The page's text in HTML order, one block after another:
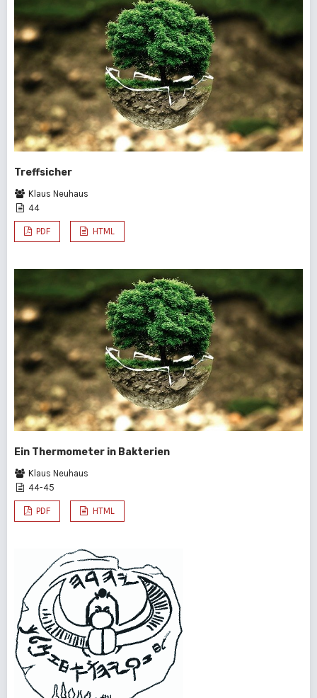
Treffsicher
Klaus Neuhaus
44
PDF HTML
Ein Thermometer in Bakterien
Klaus Neuhaus
44-45
PDF HTML